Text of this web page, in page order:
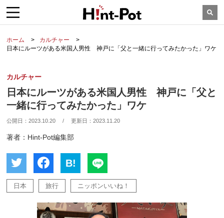
ホーム
カルチャー
日本にルーツがある米国人男性 神戸に「父と一緒に行ってみたかった」ワケ
カルチャー
日本にルーツがある米国人男性 神戸に「父と
一緒に行ってみたかった」ワケ
公開日：2023.10.20 / 更新日：2023.11.20
著者：Hint-Pot編集部
B!
日本 旅行 ニッポンいいね！